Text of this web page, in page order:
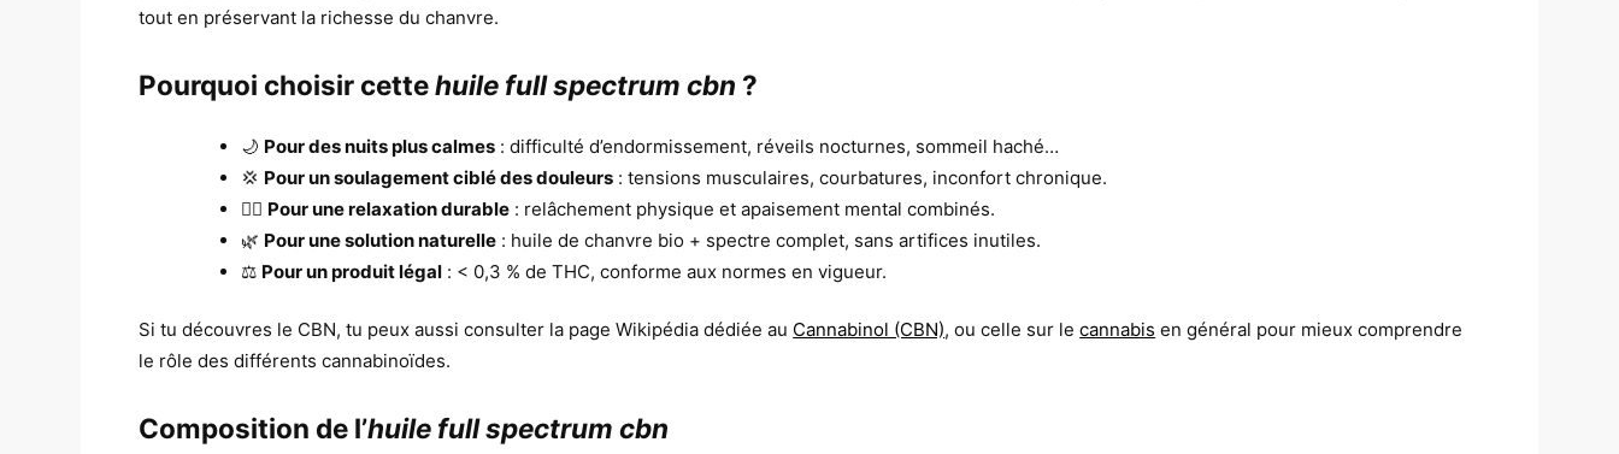
tout en préservant la richesse du chanvre.
Pourquoi choisir cettehuile full spectrum cbn ?
🌙 Pour des nuits plus calmes : difficulté d’endormissement, réveils nocturnes, sommeil haché…
💢 Pour un soulagement ciblé des douleurs : tensions musculaires, courbatures, inconfort chronique.
🧘‍♀️ Pour une relaxation durable : relâchement physique et apaisement mental combinés.
🌿 Pour une solution naturelle : huile de chanvre bio + spectre complet, sans artifices inutiles.
⚖️ Pour un produit légal : < 0,3 % de THC, conforme aux normes en vigueur.
Si tu découvres le CBN, tu peux aussi consulter la page Wikipédia dédiée au Cannabinol (CBN), ou celle sur lecannabis en général pour mieux comprendre
le rôle des différents cannabinoïdes.
Composition de l’huile full spectrum cbn